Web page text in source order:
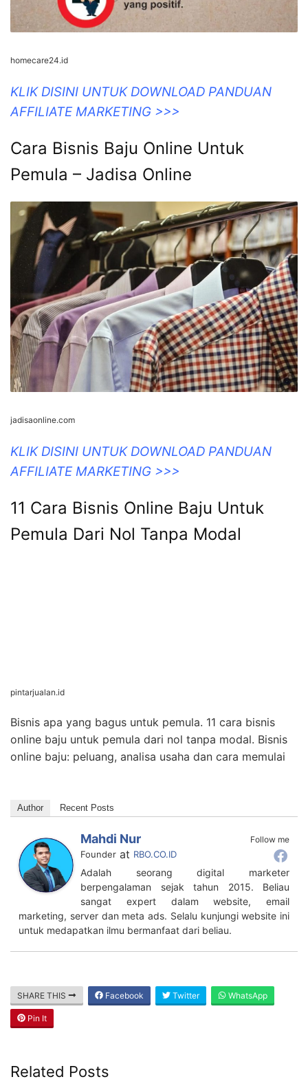
homecare24.id
KLIK DISINI UNTUK DOWNLOAD PANDUAN
AFFILIATE MARKETING >>>
Cara Bisnis Baju Online Untuk
Pemula – Jadisa Online
jadisaonline.com
KLIK DISINI UNTUK DOWNLOAD PANDUAN
AFFILIATE MARKETING >>>
11 Cara Bisnis Online Baju Untuk
Pemula Dari Nol Tanpa Modal
pintarjualan.id
online baju: peluang, analisa usaha dan cara memulai
Author Recent Posts
Follow me
Mahdi Nur
Founder atRBO.CO.ID
Adalah seorang digital marketer
berpengalaman sejak tahun 2015. Beliau
sangat expert dalam website, email
Pin It